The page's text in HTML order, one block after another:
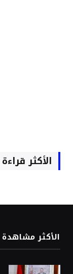
الأكثر قراءة
الأكثر مشاهدة